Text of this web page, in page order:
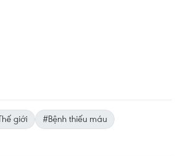
giới
#Bệnh thiếu máu